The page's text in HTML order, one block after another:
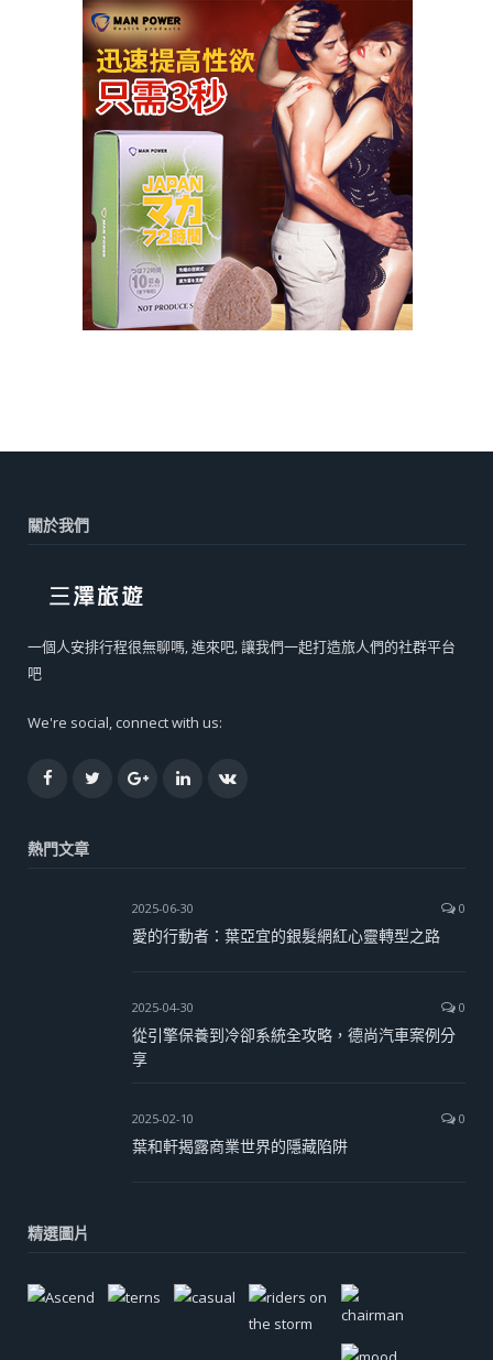
關於我們
一個人安排行程很無聊嗎, 進來吧, 讓我們一起打造旅人們的社群平台
吧
We're social, connect with us:
FacebookTwitterGoogle+LinkedInVK
熱門文章
2025-06-30 0
愛的行動者：葉亞宜的銀髮網紅心靈轉型之路
2025-04-30 0
從引擎保養到冷卻系統全攻略，德尚汽車案例分
享
2025-02-10 0
葉和軒揭露商業世界的隱藏陷阱
精選圖片